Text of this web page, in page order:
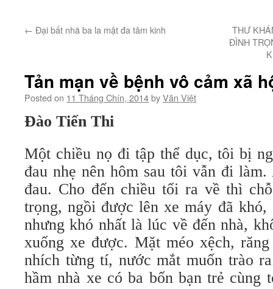
← Đại bất nhã ba la mật đa tâm kinh
THƯ
ĐÌNH
Tản mạn về bệnh vô cảm xã
Posted on 11 Tháng Chín, 2014byVăn Việt
Đào Tiến Thi
Một chiều nọ đi tập thể dục, tôi bị
đau nhẹ nên hôm sau tôi vẫn đi
đau. Cho đến chiều tối ra về thì
trọng, ngồi được lên xe máy đã
nhưng khó nhất là lúc về đến nhà,
xuống xe được. Mặt méo xệch,
nhích từng tí, nước mắt muốn trào
hầm nhà xe có ba bốn bạn trẻ cùng